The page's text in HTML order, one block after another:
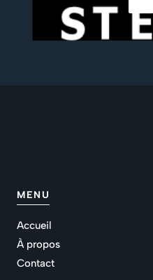
MENU
Accueil
À propos
Contact